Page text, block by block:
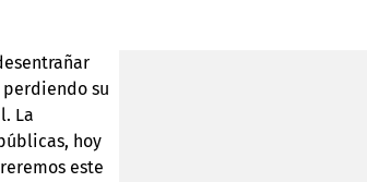
su
La
hoy
este